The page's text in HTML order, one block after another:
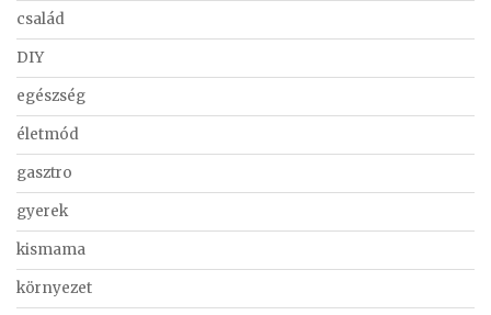
család
DIY
egészség
életmód
gasztro
gyerek
kismama
környezet